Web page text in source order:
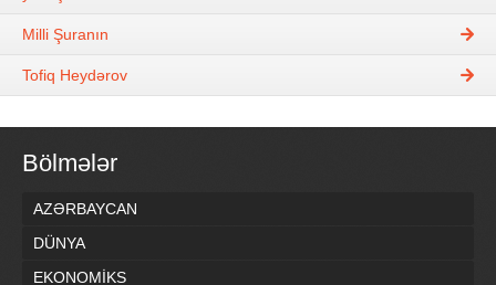
Milli Şuranın
Tofiq Heydərov
Bölmələr
AZƏRBAYCAN
DÜNYA
EKONOMİKS